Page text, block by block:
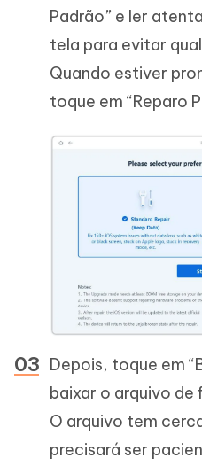
Padrão” e ler
tela para evitar
Quando estiver
toque em “Reparo
Depois, toque em
baixar o arquivo
O arquivo tem
precisará ser